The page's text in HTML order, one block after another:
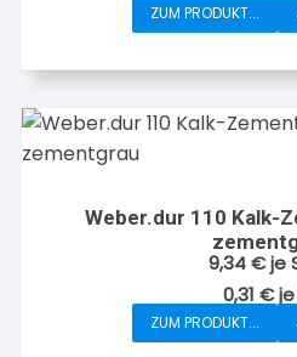
ZUM PRODUKT...
Weber.dur 110 Kalk-
9,34€je
0,31 €je
ZUM PRODUKT...